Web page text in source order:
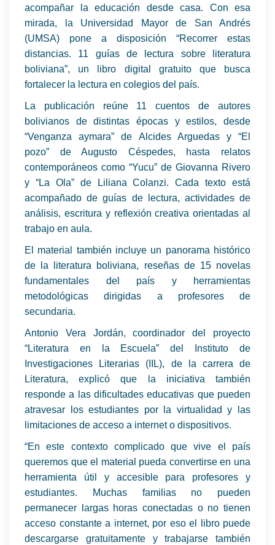
acompañar la educación desde casa. Con esa
mirada, la Universidad Mayor de San Andrés
(UMSA) pone a disposición “Recorrer estas
distancias. 11 guías de lectura sobre literatura
boliviana”, un libro digital gratuito que busca
fortalecer la lectura en colegios del país.
La publicación reúne 11 cuentos de autores
bolivianos de distintas épocas y estilos, desde
“Venganza aymara” de Alcides Arguedas y “El
pozo” de Augusto Céspedes, hasta relatos
contemporáneos como “Yucu” de Giovanna Rivero
y “La Ola” de Liliana Colanzi. Cada texto está
acompañado de guías de lectura, actividades de
análisis, escritura y reflexión creativa orientadas al
trabajo en aula.
El material también incluye un panorama histórico
de la literatura boliviana, reseñas de 15 novelas
fundamentales del país y herramientas
metodológicas dirigidas a profesores de
secundaria.
Antonio Vera Jordán, coordinador del proyecto
“Literatura en la Escuela” del Instituto de
Investigaciones Literarias (IIL), de la carrera de
Literatura, explicó que la iniciativa también
responde a las dificultades educativas que pueden
atravesar los estudiantes por la virtualidad y las
limitaciones de acceso a internet o dispositivos.
“En este contexto complicado que vive el país
queremos que el material pueda convertirse en una
herramienta útil y accesible para profesores y
estudiantes. Muchas familias no pueden
permanecer largas horas conectadas o no tienen
acceso constante a internet, por eso el libro puede
descargarse gratuitamente y trabajarse también